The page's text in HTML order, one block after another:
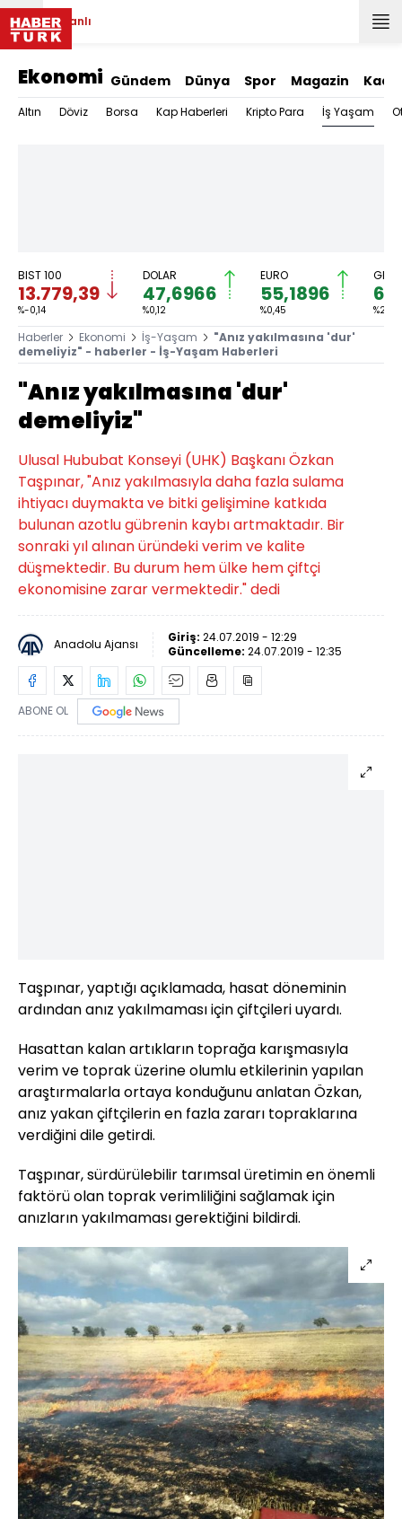
Canlı
Ekonomi Gündem Dünya Spor Magazin
Altın Döviz Borsa Kap Haberleri Kripto Para İş Yaşam
BIST 100
13.779,39
%-0,14
DOLAR
47,6966
%0,12
EURO
55,1896
%0,45 %2,59
Haberler Ekonomi İş-Yaşam
"Anız yakılmasına 'dur'
demeliyiz" - haberler - İş-Yaşam Haberleri
"Anız yakılmasına 'dur'
demeliyiz"
Ulusal Hububat Konseyi (UHK) Başkanı Özkan
Taşpınar, "Anız yakılmasıyla daha fazla sulama
ihtiyacı duymakta ve bitki gelişimine katkıda
bulunan azotlu gübrenin kaybı artmaktadır. Bir
sonraki yıl alınan üründeki verim ve kalite
düşmektedir. Bu durum hem ülke hem çiftçi
ekonomisine zarar vermektedir." dedi
Anadolu Ajansı Giriş: 24.07.2019 - 12:29
Güncelleme: 24.07.2019 - 12:35
ABONE OL
Taşpınar, yaptığı açıklamada, hasat döneminin
ardından anız yakılmaması için çiftçileri uyardı.
Hasattan kalan artıkların toprağa karışmasıyla
verim ve toprak üzerine olumlu etkilerinin yapılan
araştırmalarla ortaya konduğunu anlatan Özkan,
anız yakan çiftçilerin en fazla zararı topraklarına
verdiğini dile getirdi.
Taşpınar, sürdürülebilir tarımsal üretimin en önemli
faktörü olan toprak verimliliğini sağlamak için
anızların yakılmaması gerektiğini bildirdi.